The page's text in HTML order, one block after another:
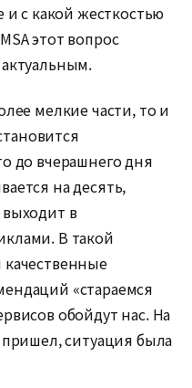
и с какой жесткостью
этот вопрос
мелкие части, то и
до вчерашнего дня
на десять,
в
В такой
«стараемся
обойдут нас. На
ситуация была